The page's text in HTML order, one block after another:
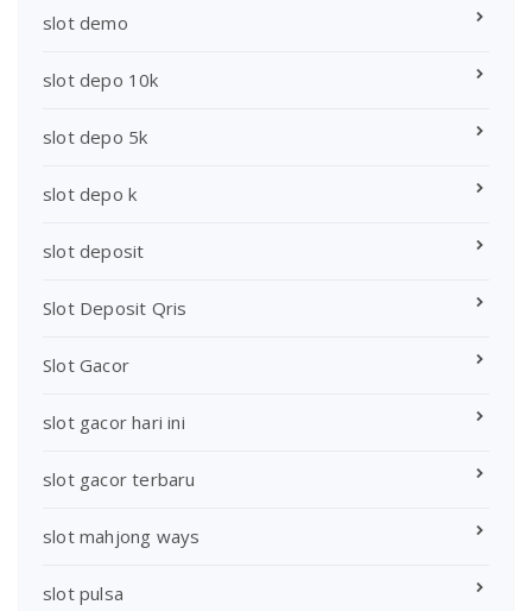
slot demo
slot depo 10k
slot depo 5k
slot depo k
slot deposit
Slot Deposit Qris
Slot Gacor
slot gacor hari ini
slot gacor terbaru
slot mahjong ways
slot pulsa